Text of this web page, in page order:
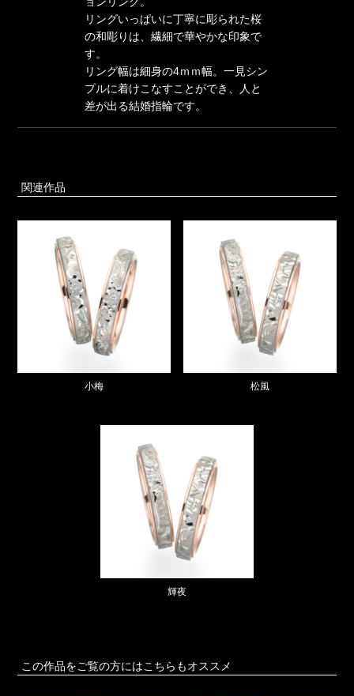
リングいっぱいに丁寧に彫られた桜
の和彫りは、繊細で華やかな印象で
す。
リング幅は細身の4ｍｍ幅。一見シン
プルに着けこなすことができ、人と
差が出る結婚指輪です。
関連作品
小梅 松風
輝夜
この作品をご覧の方にはこちらもオススメ